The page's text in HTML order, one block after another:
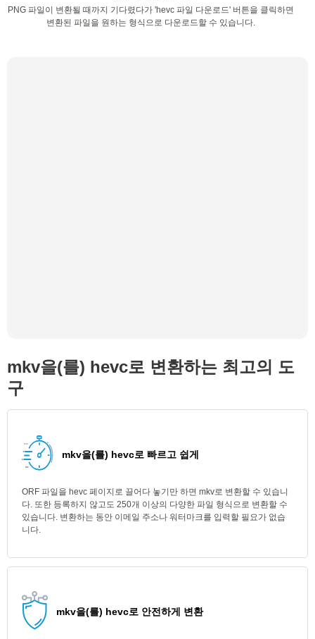
PNG 파일이 변환될 때까지 기다렸다가 'hevc 파일 다운로드' 버튼을 클릭하면
변환된 파일을 원하는 형식으로 다운로드할 수 있습니다.
mkv을(를) hevc로 변환하는 최고의 도
구
mkv을(를) hevc로 빠르고 쉽게
ORF 파일을 hevc 페이지로 끌어다 놓기만 하면 mkv로 변환할 수 있습니
다. 또한 등록하지 않고도 250개 이상의 다양한 파일 형식으로 변환할 수
있습니다. 변환하는 동안 이메일 주소나 워터마크를 입력할 필요가 없습
니다.
mkv을(를) hevc로 안전하게 변환